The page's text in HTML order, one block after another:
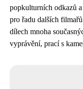
popkulturních odkazů
pro řadu dalších
dílech mnoha
vyprávění, prací s